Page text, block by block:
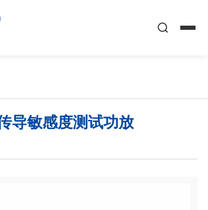
导敏感度测试功放